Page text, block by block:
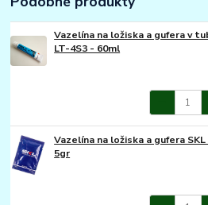
Vazelína na ložiska a gufera v
LT-4S3 - 60ml
Vazelína na ložiska a gufera
5gr